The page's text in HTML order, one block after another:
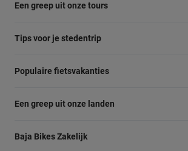
Een greep uit onze tours
Barcelona Panorama tour
Dublin fietstour
Kaapstad Township tour
Tips voor je stedentrip
Wat te doen in Amsterdam
Wat te doen in Berlijn
Wat te doen in Boedapest
Populaire fietsvakanties
Fietsvakantie Duitsland
Fietsvakantie Italie
Een greep uit onze landen
Belgie
Baja Bikes Zakelijk